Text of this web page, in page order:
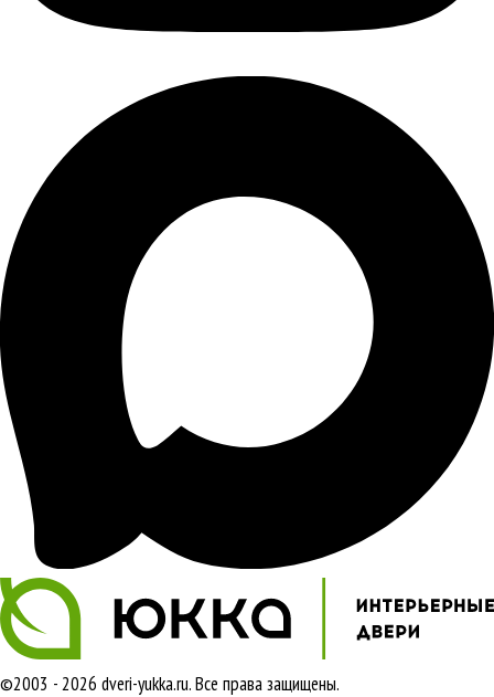
©2003 - 2026 dveri-yukka.ru. Все права защищены.